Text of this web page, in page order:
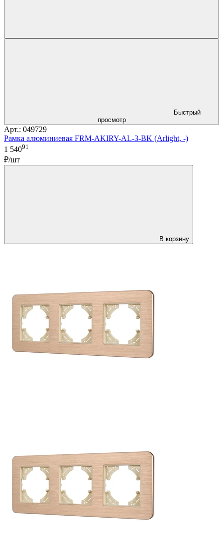
Быстрый
просмотр
Арт.: 049729
Рамка алюминиевая FRM-AKIRY-AL-3-BK (Arlight, -)
1 54091
₽/шт
В корзину